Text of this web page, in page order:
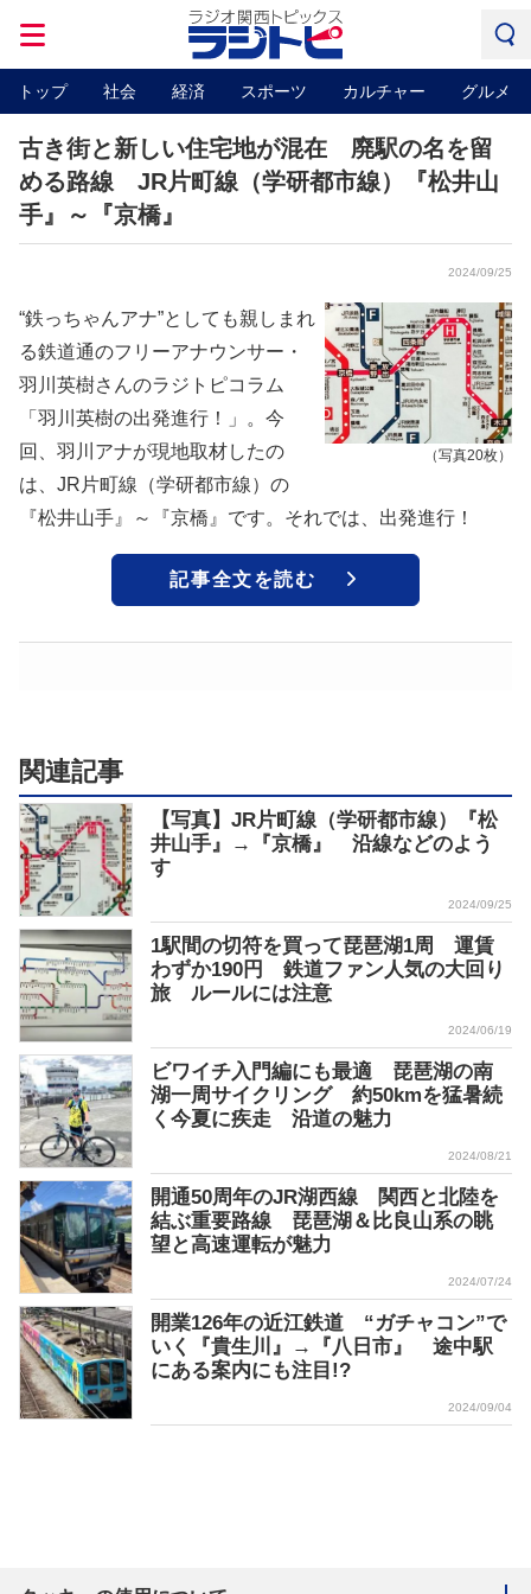
トップ 社会 経済 スポーツ カルチャー グルメ
古き街と新しい住宅地が混在 廃駅の名を留
める路線 JR片町線（学研都市線）『松井山
手』～『京橋』
2024/09/25
（写真20枚）
“鉄っちゃんアナ”としても親しまれ
る鉄道通のフリーアナウンサー・
羽川英樹さんのラジトピコラム
「羽川英樹の出発進行！」。今
回、羽川アナが現地取材したの
は、JR片町線（学研都市線）の
『松井山手』～『京橋』です。それでは、出発進行！
記事全文を読む
関連記事
【写真】JR片町線（学研都市線）『松
井山手』→『京橋』 沿線などのよう
す
2024/09/25
1駅間の切符を買って琵琶湖1周 運賃
わずか190円 鉄道ファン人気の大回り
旅 ルールには注意
2024/06/19
ビワイチ入門編にも最適 琵琶湖の南
湖一周サイクリング 約50kmを猛暑続
く今夏に疾走 沿道の魅力
2024/08/21
開通50周年のJR湖西線 関西と北陸を
結ぶ重要路線 琵琶湖＆比良山系の眺
望と高速運転が魅力
2024/07/24
開業126年の近江鉄道 “ガチャコン”で
いく『貴生川』→『八日市』 途中駅
にある案内にも注目!?
2024/09/04